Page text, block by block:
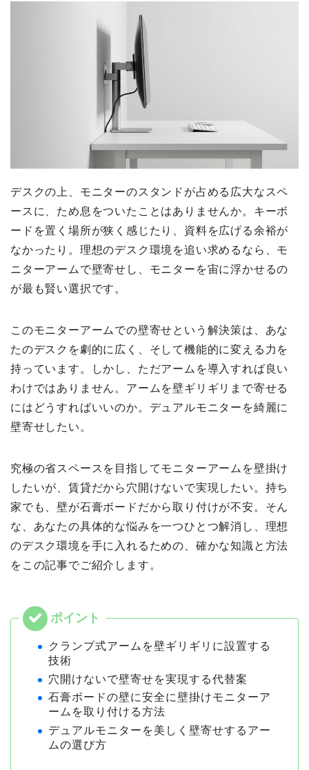
デスクの上、モニターのスタンドが占める広大なスペ
ースに、ため息をついたことはありませんか。キーボ
ードを置く場所が狭く感じたり、資料を広げる余裕が
なかったり。理想のデスク環境を追い求めるなら、モ
ニターアームで壁寄せし、モニターを宙に浮かせるの
が最も賢い選択です。
このモニターアームでの壁寄せという解決策は、あな
たのデスクを劇的に広く、そして機能的に変える力を
持っています。しかし、ただアームを導入すれば良い
わけではありません。アームを壁ギリギリまで寄せる
にはどうすればいいのか。デュアルモニターを綺麗に
壁寄せしたい。
究極の省スペースを目指してモニターアームを壁掛け
したいが、賃貸だから穴開けないで実現したい。持ち
家でも、壁が石膏ボードだから取り付けが不安。そん
な、あなたの具体的な悩みを一つひとつ解消し、理想
のデスク環境を手に入れるための、確かな知識と方法
をこの記事でご紹介します。
クランプ式アームを壁ギリギリに設置する
技術
穴開けないで壁寄せを実現する代替案
石膏ボードの壁に安全に壁掛けモニターア
ームを取り付ける方法
デュアルモニターを美しく壁寄せするアー
ムの選び方